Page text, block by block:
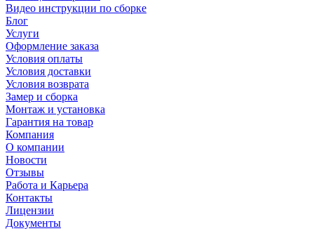
Видео инструкции по сборке
Блог
Услуги
Оформление заказа
Условия оплаты
Условия доставки
Условия возврата
Замер и сборка
Монтаж и установка
Гарантия на товар
Компания
О компании
Новости
Отзывы
Работа и Карьера
Контакты
Лицензии
Документы